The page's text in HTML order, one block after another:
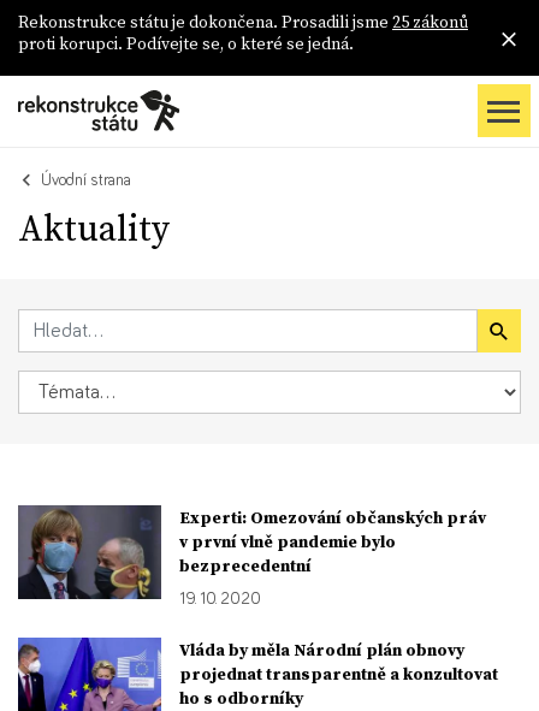
Rekonstrukce státu je dokončena. Prosadili jsme 25 zákonů
proti korupci. Podívejte se, o které se jedná.
Úvodní strana
Aktuality
Experti: Omezování občanských práv
v první vlně pandemie bylo
bezprecedentní
19. 10. 2020
Vláda by měla Národní plán obnovy
projednat transparentně a konzultovat
ho s odborníky